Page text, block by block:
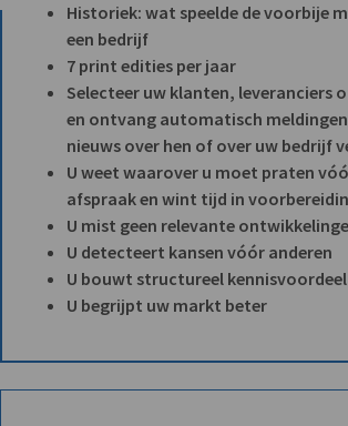
Historiek: wat speelde de voorbije
een bedrijf
7 print edities per jaar
Selecteer uw klanten, leveranciers
en ontvang automatisch
nieuws over hen of over uw bedrijf
U weet waarover u moet praten
afspraak en wint tijd in
U mist geen relevante
U detecteert kansen vóór anderen
U bouwt structureel
U begrijpt uw markt beter